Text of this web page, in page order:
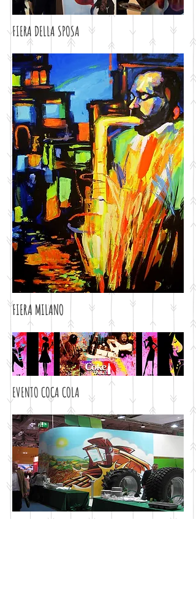
FIERA DELLA SPOSA
FIERA MILANO
EVENTO COCA COLA